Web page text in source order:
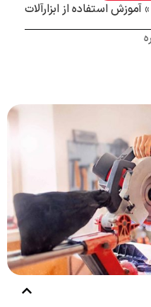
»آموزش استفاده از ابزارآلات